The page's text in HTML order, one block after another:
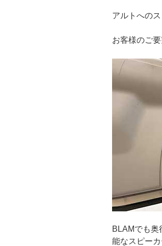
アルトへのス
お客様のご
BLAMでも奥
能なスピー